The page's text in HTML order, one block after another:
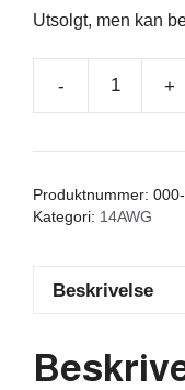
Utsolgt, men kan
- +
Produktnummer:
Kategori: 14AWG
Beskrivelse